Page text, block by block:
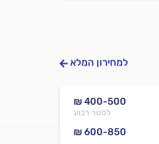
למחירון המלא
₪ 400-500
למטר רבוע
₪ 600-850